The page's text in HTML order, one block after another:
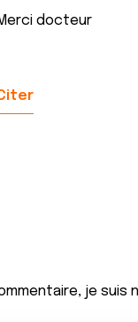
docteur
je suis